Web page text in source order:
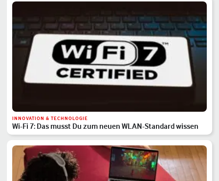
INNOVATION & TECHNOLOGIE
Wi-Fi 7: Das musst Du zum neuen WLAN-Standard wissen